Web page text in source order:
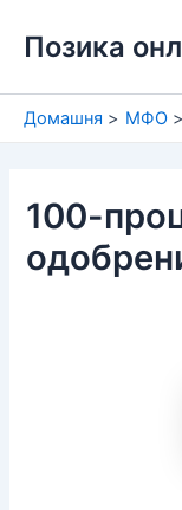
Позика
Домашня МФО
100-